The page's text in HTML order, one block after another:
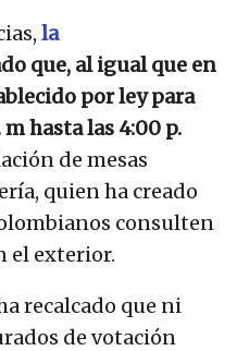
la
que, al igual que en
por ley para
hasta las 4:00 p.
de mesas
quien ha creado
consulten
el exterior.
recalcado que ni
de votación